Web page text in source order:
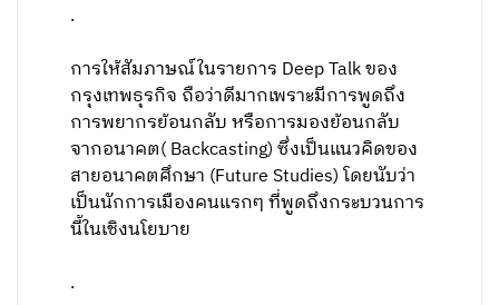
.
การให้สัมภาษณ์ในรายการ Deep Talk ของ
กรุงเทพธุรกิจ ถือว่าดีมากเพราะมีการพูดถึง
การพยากรย้อนกลับ หรือการมองย้อนกลับ
จากอนาคต( Backcasting) ซึ่งเป็นแนวคิดของ
สายอนาคตศึกษา (Future Studies) โดยนับว่า
เป็นนักการเมืองคนแรกๆ ที่พูดถึงกระบวนการ
นี้ในเชิงนโยบาย
.